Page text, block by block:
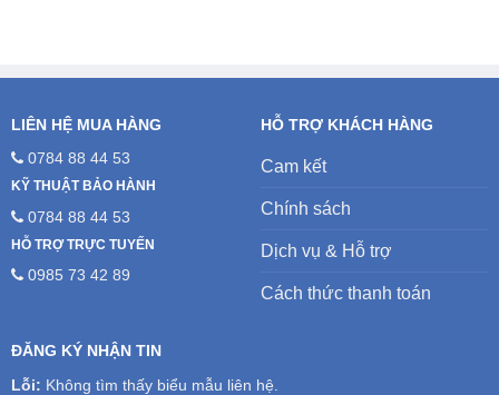
LIÊN HỆ MUA HÀNG
0784 88 44 53
KỸ THUẬT BẢO HÀNH
0784 88 44 53
HỖ TRỢ TRỰC TUYẾN
0985 73 42 89
HỖ TRỢ KHÁCH HÀNG
Cam kết
Chính sách
Dịch vụ & Hỗ trợ
Cách thức thanh toán
ĐĂNG KÝ NHẬN TIN
Lỗi: Không tìm thấy biểu mẫu liên hệ.